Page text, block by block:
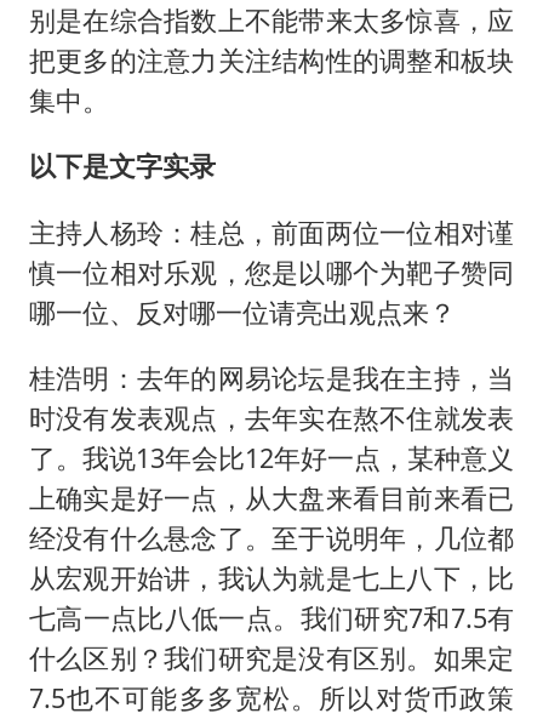
别是在综合指数上不能带来太多惊喜，应
把更多的注意力关注结构性的调整和板块
集中。
以下是文字实录
主持人杨玲：桂总，前面两位一位相对谨
慎一位相对乐观，您是以哪个为靶子赞同
哪一位、反对哪一位请亮出观点来？
桂浩明：去年的网易论坛是我在主持，当
时没有发表观点，去年实在熬不住就发表
了。我说13年会比12年好一点，某种意义
上确实是好一点，从大盘来看目前来看已
经没有什么悬念了。至于说明年，几位都
从宏观开始讲，我认为就是七上八下，比
七高一点比八低一点。我们研究7和7.5有
什么区别？我们研究是没有区别。如果定
7.5也不可能多多宽松。所以对货币政策